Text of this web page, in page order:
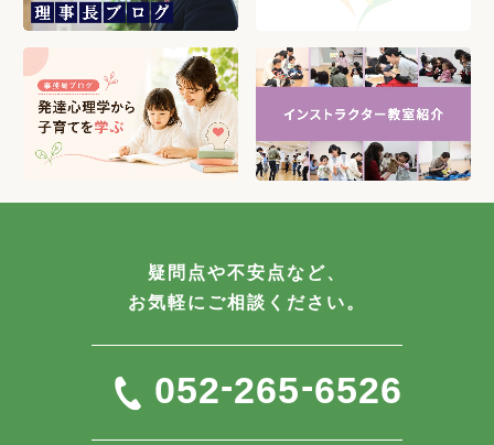
疑問点や不安点など、
お気軽にご相談ください。
052-265-6526